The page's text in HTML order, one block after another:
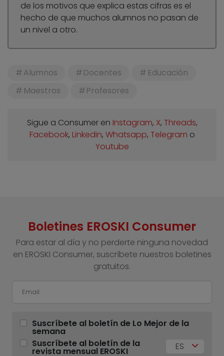
de los motivos que explica estas cifras es el
hecho de que muchos alumnos no pasan de
un nivel a otro.
Alumnos Docentes
Educación
Maestros
Profesores
Sigue a Consumer en Instagram, X, Threads,
Facebook, Linkedin, Whatsapp, Telegram o
Youtube
Boletines EROSKI Consumer
Para estar al día y no perderte ninguna novedad
en EROSKI Consumer, suscríbete nuestros boletines
gratuitos.
Suscríbete al boletín de Lo Mejor de la
semana
Suscríbete al boletín de la
revista mensual EROSKI ES